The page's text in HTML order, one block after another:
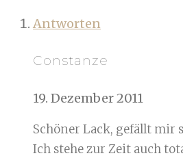
Antworten
Constanze
19. Dezember 2011
Schöner Lack, gefällt mir
Ich stehe zur Zeit auch